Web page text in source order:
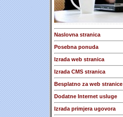
Naslovna stranica
Posebna ponuda
Izrada web stranica
Izrada CMS stranica
Besplatno za web stranice
Dodatne Internet usluge
Izrada primjera ugovora